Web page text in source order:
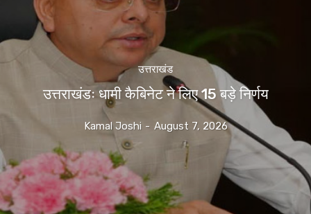
उत्तराखंड
उत्तराखंडः धामी कैबिनेट ने लिए 15 बड़े निर्णय
Kamal Joshi - August 7, 2026